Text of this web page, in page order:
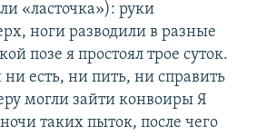
«ласточка»): руки
ноги разводили в разные
позе я простоял трое суток.
есть, ни пить, ни справить
могли зайти конвоиры Я
таких пыток, после чего